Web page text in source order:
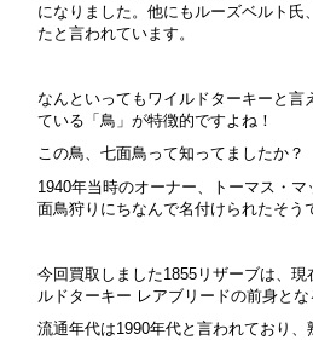
になりました。他にもルーズベルト氏
たと言われています。
なんといってもワイルドターキーと言
ている「鳥」が特徴的ですよね！
この鳥、七面鳥って知ってましたか？
1940年当時のオーナー、トーマス・
面鳥狩りにちなんで名付けられたそう
今回買取しました1855リザーブは、
ルドターキー レアブリードの前身とな
流通年代は1990年代と言われており、